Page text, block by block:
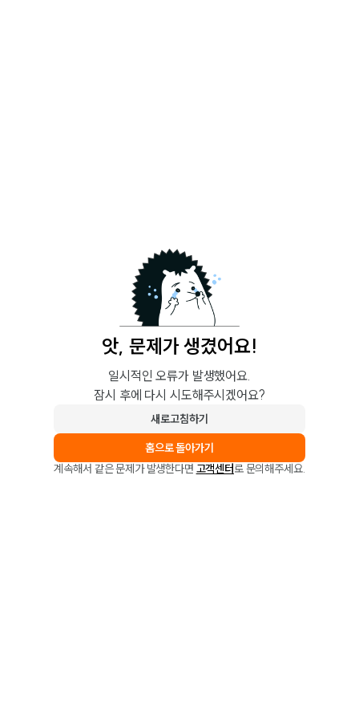
앗, 문제가 생겼어요!
일시적인 오류가 발생했어요.
잠시 후에 다시 시도해주시겠어요?
새로고침하기
홈으로 돌아가기
계속해서 같은 문제가 발생한다면 고객센터로 문의해주세요.